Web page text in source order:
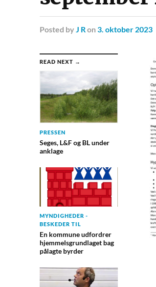
Posted by J Ron 3. oktober 2023
READ NEXT →
PRESSEN
Seges, L&F og BL under
anklage
MYNDIGHEDER -
BESKEDER TIL
En kommune udfordrer
hjemmelsgrundlaget bag
pålagte byrder